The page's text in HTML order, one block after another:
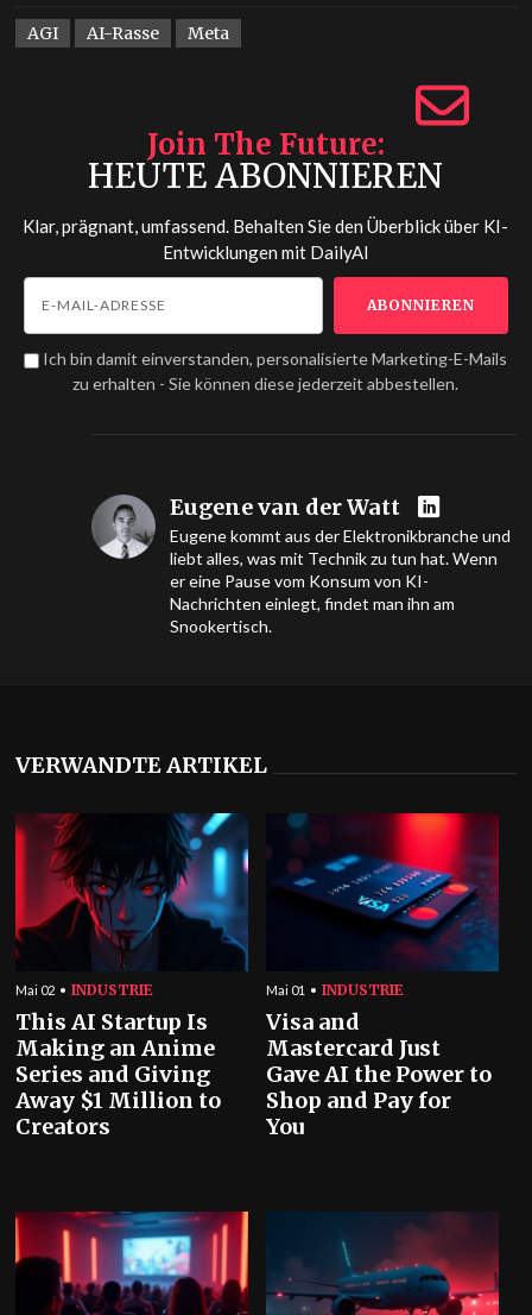
AGI AI-Rasse Meta
Join The Future
HEUTE ABONNIEREN
Klar, prägnant, umfassend. Behalten Sie den Überblick über KI-
Entwicklungen mit DailyAI
Ich bin damit einverstanden, personalisierte Marketing-E-Mails
zu erhalten - Sie können diese jederzeit abbestellen.
Eugene van der Watt
Eugene kommt aus der Elektronikbranche und
liebt alles, was mit Technik zu tun hat. Wenn
er eine Pause vom Konsum von KI-
Nachrichten einlegt, findet man ihn am
Snookertisch.
VERWANDTE ARTIKEL
Mai 02 INDUSTRIE
This AI Startup Is
Making an Anime
Series and Giving
Away $1 Million to
Creators
Mai 01 INDUSTRIE
Visa and
Mastercard Just
Gave AI the Power to
Shop and Pay for
You